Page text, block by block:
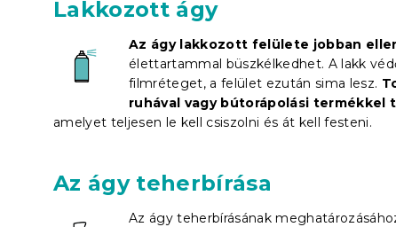
Lakkozott ágy
Az ágy lakkozott felülete jobban
élettartammal büszkélkedhet. A lakk
filmréteget, a felület ezután sima lesz.
ruhával vagy bútorápolási termékkel
amelyet teljesen le kell csiszolni és át kell festeni.
Az ágy teherbírása
Az ágy teherbírásának